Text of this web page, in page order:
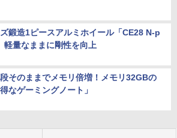
鍛造1ピースアルミホイール「CE28 N-p
軽量なままに剛性を向上
そのままでメモリ倍増！メモリ32GBの
得なゲーミングノート」